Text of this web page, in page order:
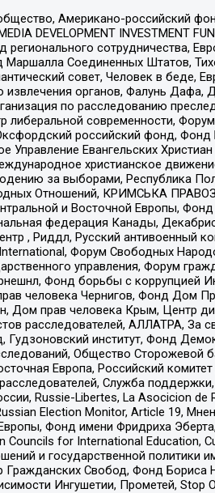
Американо-российский
DEVELOPMENT INVESTMENT
сотрудничества,
Соединенных Штатов,
совет, Человек в беде,
органов, Фалунь Дафа,
по расследованию
либеральной современности, Форум
российский фонд, Фонд
Евангельских Христиан
христианское
за выборами, Республика
Отношений, КРИМСЬКА
и Восточной Европы,
федерация Канады,
, Риддл, Русский антивоенный
Форум Свободных
управления, Форум
Фонд борьбы с коррупцией
человека Чернигов, Фонд Дом
Дом прав человека Крым, Центр
расследователей, АЛЛАТРА, За
институт, Фонд
Общество Сторожевой
Европа, Российский комитет
Служба
Russie-Libertes, La Asocicion de
Election Monitor, Article 19,
Фонд имени Фридриха
for International Education,
и государственной политики
Гражданских Свобод, Фонд Бориса
Ингушетии, Прометей, Stop